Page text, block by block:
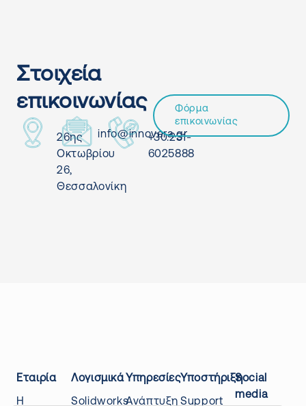
Στοιχεία
επικοινωνίας
26ης
Οκτωβρίου
26,
Θεσσαλονίκη
info@innovera.gr
+30.231-
6025888
Φόρμα
επικοινωνίας
Εταιρία
Η
Λογισμικά
Solidworks
Υπηρεσίες
Ανάπτυξη
Υποστήριξη
Support
Social
media